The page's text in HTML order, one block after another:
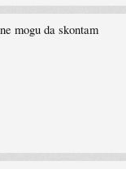
mogu da skontam